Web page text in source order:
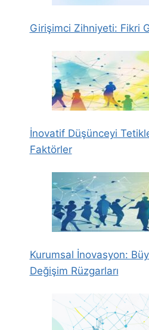
Girişimci Zihniyeti: Fikri
İnovatif Düşünceyi
Faktörler
Kurumsal İnovasyon:
Değişim Rüzgarları